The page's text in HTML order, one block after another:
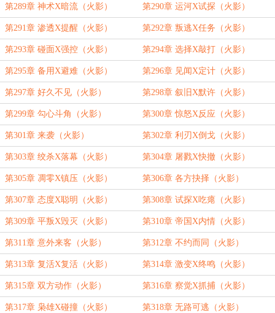
第289章 神术X暗流（火影） 第290章 运河X试探（火影）
第291章 渗透X提醒（火影） 第292章 叛逃X任务（火影）
第293章 碰面X强控（火影） 第294章 选择X敲打（火影）
第295章 备用X避难（火影） 第296章 见闻X定计（火影）
第297章 好久不见（火影） 第298章 叙旧X默许（火影）
第299章 勾心斗角（火影） 第300章 惊怒X反应（火影）
第301章 来袭（火影） 第302章 利刃X倒戈（火影）
第303章 绞杀X落幕（火影） 第304章 屠戮X快撤（火影）
第305章 凋零X镇压（火影） 第306章 各方抉择（火影）
第307章 态度X聪明（火影） 第308章 试探X吃瘪（火影）
第309章 平叛X毁灭（火影） 第310章 帝国X内情（火影）
第311章 意外来客（火影） 第312章 不约而同（火影）
第313章 复活X复活（火影） 第314章 激变X终鸣（火影）
第315章 双方动作（火影） 第316章 察觉X抓捕（火影）
第317章 枭雄X碰撞（火影） 第318章 无路可逃（火影）